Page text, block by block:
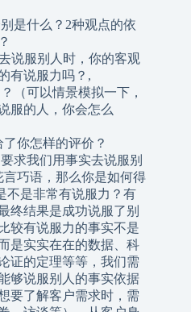
是什么？2种观点的依
说服别人时，你的客观
有说服力吗？,
（可以情景模拟一下，
服的人，你会怎么
你怎样的评价？
求我们用事实去说服别
巧语，那么你是如何得
不是非常有说服力？有
终结果是成功说服了别
较有说服力的事实不是
是实实在在的数据、科
证的定理等等，我们需
够说服别人的事实依据
要了解客户需求时，需